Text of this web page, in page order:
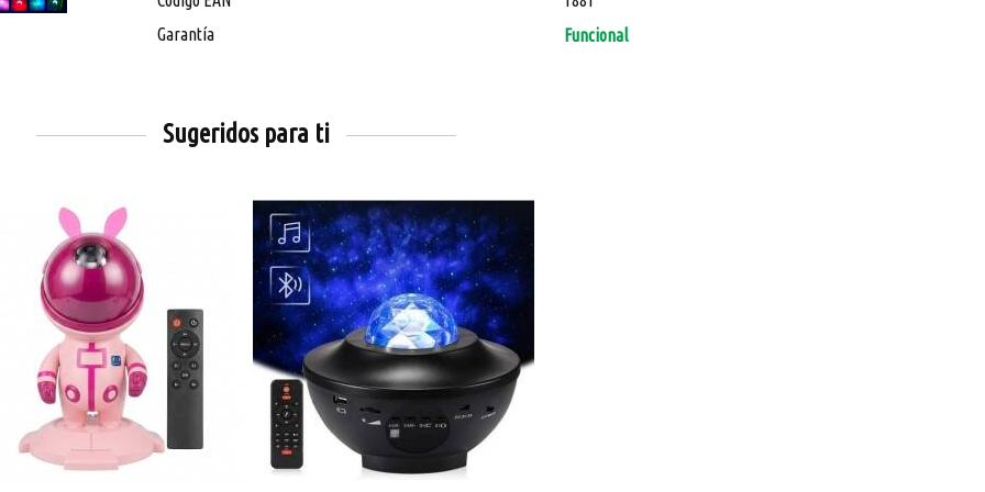
Garantía
Funcional
Sugeridos para ti